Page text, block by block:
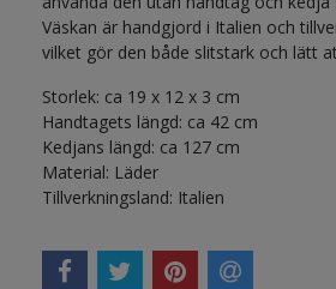
Väskan är handgjord i Italien och
vilket gör den både slitstark och lätt
Storlek: ca 19 x 12 x 3 cm
Handtagets längd: ca 42 cm
Kedjans längd: ca 127 cm
Material: Läder
Tillverkningsland: Italien